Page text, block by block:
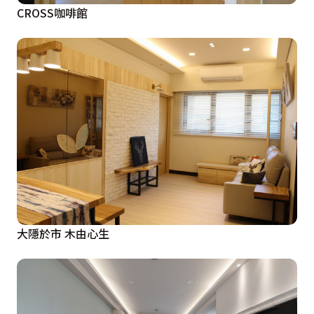
CROSS咖啡館
大隱於市 木由心生